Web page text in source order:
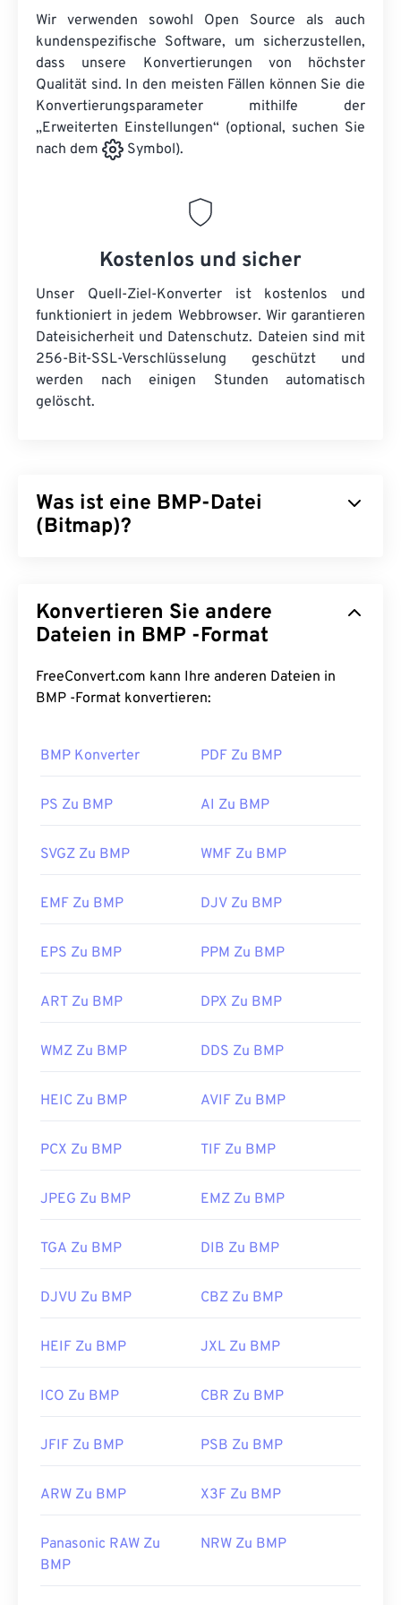
Wir verwenden sowohl Open Source als auch
kundenspezifische Software, um sicherzustellen,
dass unsere Konvertierungen von höchster
Qualität sind. In den meisten Fällen können Sie die
Konvertierungsparameter mithilfe der
„Erweiterten Einstellungen“ (optional, suchen Sie
nach dem
Symbol).
Kostenlos und sicher
Unser Quell-Ziel-Konverter ist kostenlos und
funktioniert in jedem Webbrowser. Wir garantieren
Dateisicherheit und Datenschutz. Dateien sind mit
256-Bit-SSL-Verschlüsselung geschützt und
werden nach einigen Stunden automatisch
gelöscht.
Was ist eine BMP-Datei
(Bitmap)?
Regel ohne Komprimierung. BMP verwendet eine
Punktmatrix-Datenstruktur namens
hauptsächlich für die digitale Veröffentlichung von
Fotos verwendet. Aufgrund der fehlenden
öffnen und wird häufig mit Microsoft-
Verknüpfung mit Microsoft kann eine
Gerät, Betriebssystem oder jeder Anwendung
auch mit vielen anderen Anwendungen erstellen,
BMP-Datei in ein Vektorbild konvertieren möchten,
zum Öffnen von BMP-Dateien sind Adobe
Entwickelt von:
Microsoft Corporation
Nützliche Links:
us/windows/win32/gdi/bitmaps
Konvertieren Sie andere
Dateien in BMP -Format
FreeConvert.com kann Ihre anderen Dateien in
BMP -Format konvertieren:
BMP Konverter PDF Zu BMP
PS Zu BMP AI Zu BMP
SVGZ Zu BMP WMF Zu BMP
EMF Zu BMP DJV Zu BMP
EPS Zu BMP PPM Zu BMP
ART Zu BMP DPX Zu BMP
WMZ Zu BMP DDS Zu BMP
HEIC Zu BMP AVIF Zu BMP
PCX Zu BMP TIF Zu BMP
JPEG Zu BMP EMZ Zu BMP
TGA Zu BMP DIB Zu BMP
DJVU Zu BMP CBZ Zu BMP
HEIF Zu BMP JXL Zu BMP
ICO Zu BMP CBR Zu BMP
JFIF Zu BMP PSB Zu BMP
ARW Zu BMP X3F Zu BMP
Panasonic RAW Zu
BMP
NRW Zu BMP